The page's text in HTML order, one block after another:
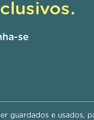
se
guardados e usados,